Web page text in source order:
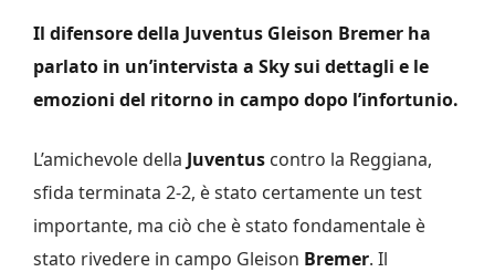
Il difensore della Juventus Gleison Bremer ha
parlato in un’intervista a Sky sui dettagli e le
emozioni del ritorno in campo dopo l’infortunio.
L’amichevole della Juventus contro la Reggiana,
sfida terminata 2-2, è stato certamente un test
importante, ma ciò che è stato fondamentale è
stato rivedere in campo Gleison Bremer. Il